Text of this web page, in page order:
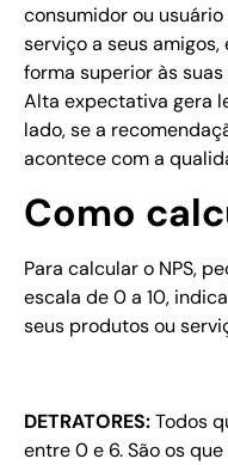
consumidor ou
serviço a seus
forma superior às
Alta expectativa gera
lado, se a
acontece com a
Como
Para calcular o NPS,
escala de 0 a 10,
seus produtos ou
DETRATORES:Todos
entre 0 e 6. São os